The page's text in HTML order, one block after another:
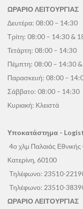
ΩΡΑΡΙΟ ΛΕΙΤΟΥΡΓΙΑΣ
Δευτέρα: 08:00 – 14:30
Τρίτη: 08:00 – 14:30 &
Τετάρτη: 08:00 – 14:30
Πέμπτη: 08:00 – 14:30
Παρασκευή: 08:00 –
Σάββατο: 08:00 – 14:30
Κυριακή: Κλειστά
Υποκατάστημα -
4ο χλμ Παλαιάς
Κατερίνη, 60100
Τηλέφωνο: 23510-
Τηλέφωνο: 23510-
ΩΡΑΡΙΟ ΛΕΙΤΟΥΡΓΙΑΣ